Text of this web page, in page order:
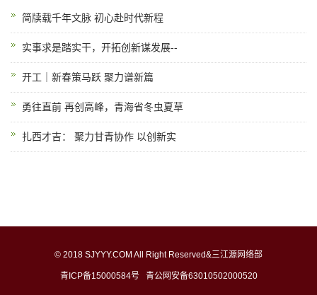
简牍载千年文脉 初心赴时代新程
实事求是踏实干，开拓创新谋发展--
开工｜新春策马跃 聚力谱新篇
勇往直前 再创高峰，青海省冬虫夏草
扎西才吉： 聚力甘青协作 以创新实
© 2018 SJYYY.COM All Right Reserved&三江源网络部
青ICP备15000584号 青公网安备63010502000520